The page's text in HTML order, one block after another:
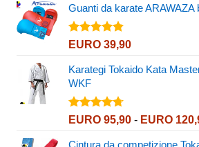
Guanti da karate ARAWAZA
Valutato
EURO39,90
Karategi Tokaido Kata
WKF
Valutato
EURO95,90 - EURO
Cintura da competizione